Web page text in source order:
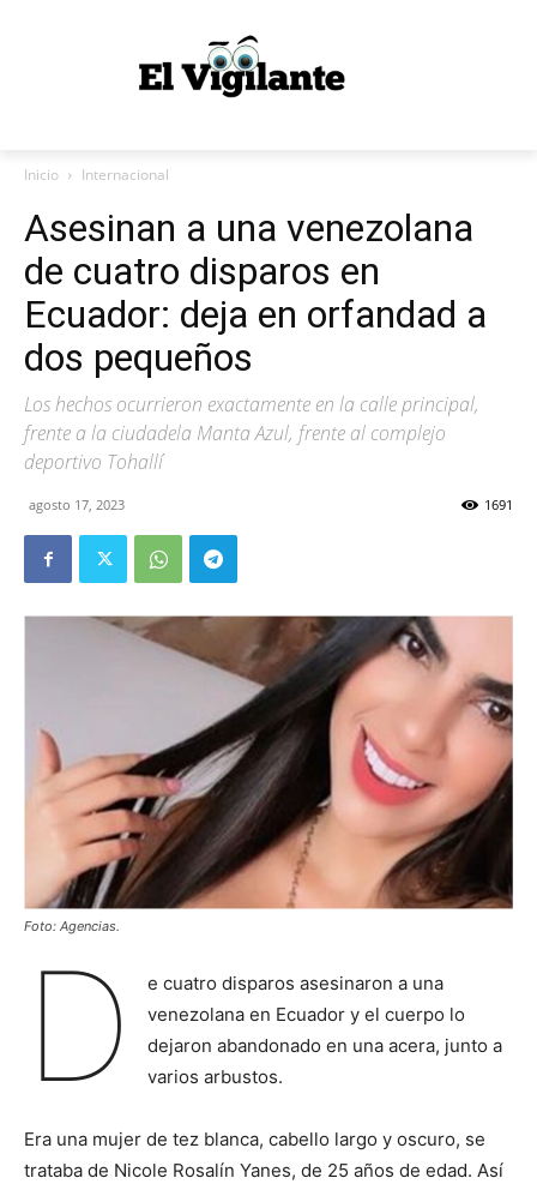
Inicio Internacional
Asesinan a una venezolana
de cuatro disparos en
Ecuador: deja en orfandad a
dos pequeños
Los hechos ocurrieron exactamente en la calle principal,
frente a la ciudadela Manta Azul, frente al complejo
deportivo Tohallí
agosto 17, 2023 1691
Foto: Agencias.
D
e cuatro disparos asesinaron a una
venezolana en Ecuador y el cuerpo lo
dejaron abandonado en una acera, junto a
varios arbustos.
Era una mujer de tez blanca, cabello largo y oscuro, se
trataba de Nicole Rosalín Yanes, de 25 años de edad. Así